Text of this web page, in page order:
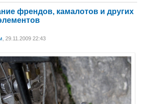
френдов, камалотов и других
, 29.11.2009 22:43